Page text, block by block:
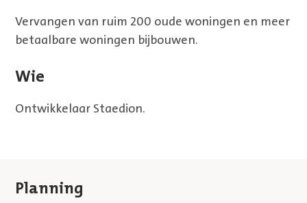
Vervangen van ruim 200 oude woningen en meer
betaalbare woningen bijbouwen.
Wie
Ontwikkelaar Staedion.
Planning